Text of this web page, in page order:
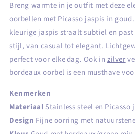
Breng warmte in je outfit met deze
oorbellen met Picasso jaspis in
kleurige jaspis straalt subtiel en
stijl, van casual tot elegant.
perfect voor elke dag. Ook inzilver
bordeaux oorbel is een musthave
Kenmerken
Materiaal Stainless steel en Picasso
Design Fijne oorring met